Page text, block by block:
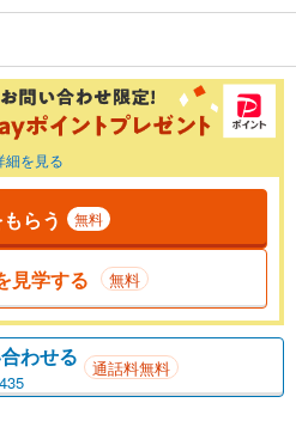
細を見る
らう 無料
見学する 無料
わせる 通話料無料